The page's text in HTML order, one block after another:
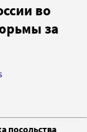
во
за
посольства